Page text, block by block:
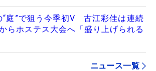
“庭”で狙う今季初V 古江彩佳は連続
らホステス大会へ「盛り上げられる
ニュース一覧